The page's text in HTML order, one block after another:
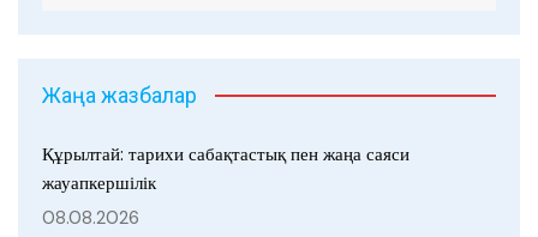
Жаңа жазбалар
Құрылтай: тарихи сабақтастық пен жаңа саяси
жауапкершілік
08.08.2026